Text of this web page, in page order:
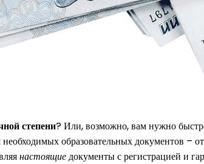
степени? Или, возможно, вам нужно
образовательных документов – от
настоящиедокументы с регистрацией и